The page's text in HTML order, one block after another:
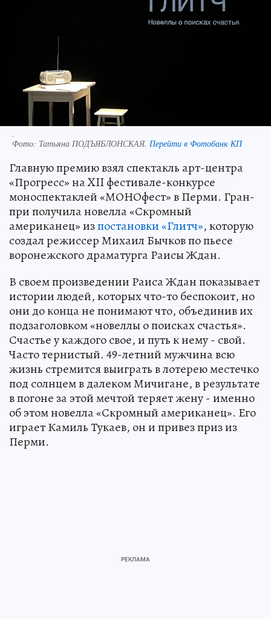
.
Фото: Татьяна ПОДЪЯБЛОНСКАЯ. Перейти в Фотобанк КП
Главную премию взял спектакль арт-центра
«Прогресс» на XII фестивале-конкурсе
моноспектаклей «МОНОфест» в Перми. Гран-
при получила новелла «Скромный
американец» изпостановки «Глитч», которую
создал режиссер Михаил Бычков по пьесе
воронежского драматурга Раисы Ждан.
В своем произведении Раиса Ждан показывает
истории людей, которых что-то беспокоит, но
они до конца не понимают что, объединив их
подзаголовком «новеллы о поисках счастья».
Счастье у каждого свое, и путь к нему - свой.
Часто тернистый. 49-летний мужчина всю
жизнь стремится выиграть в лотерею местечко
под солнцем в далеком Мичигане, в результате
в погоне за этой мечтой теряет жену - именно
об этом новелла «Скромный американец». Его
играет Камиль Тукаев, он и привез приз из
Перми.